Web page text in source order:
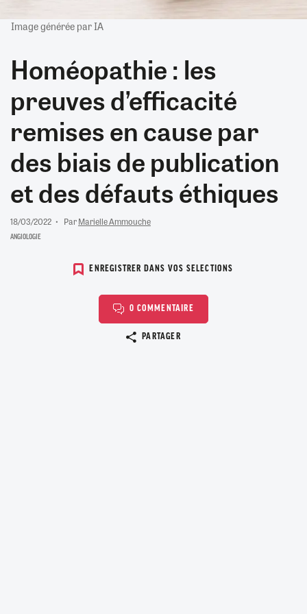
Image générée par IA
Homéopathie : les
preuves d’efficacité
remises en cause par
des biais de publication
et des défauts éthiques
18/03/2022 ParMarielle Ammouche
ANGIOLOGIE
ENREGISTRER DANS VOS SELECTIONS
0 COMMENTAIRE
PARTAGER